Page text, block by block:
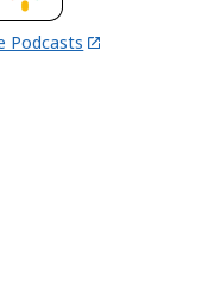
Podcasts